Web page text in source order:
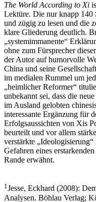
The World According to Xi
Lektüre. Die nur knapp 140
und zügig zu lesen und die
klare Gliederung deutlich.
„systemimmanente“
ohne zum Fürsprecher
der Autor auf humorvolle
China und seine
im medialen Rummel um
„heimlicher Reformer“
unbekannt sei, dass die
im Ausland gelobten
interessante Ergänzung für
Erfolgsaussichten von Xis
beurteilt und vor allem
verstärkte
Gefahren eines
Rande erwähnt.
1 Jesse, Eckhard (2008):
Analysen. Böhlau Verlag;